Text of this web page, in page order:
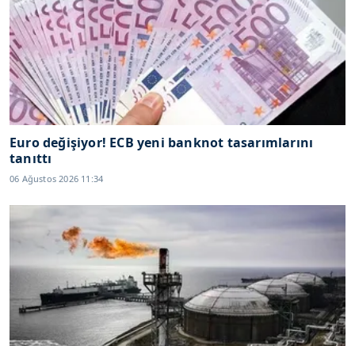
Euro değişiyor! ECB yeni banknot tasarımlarını
tanıttı
06 Ağustos 2026 11:34